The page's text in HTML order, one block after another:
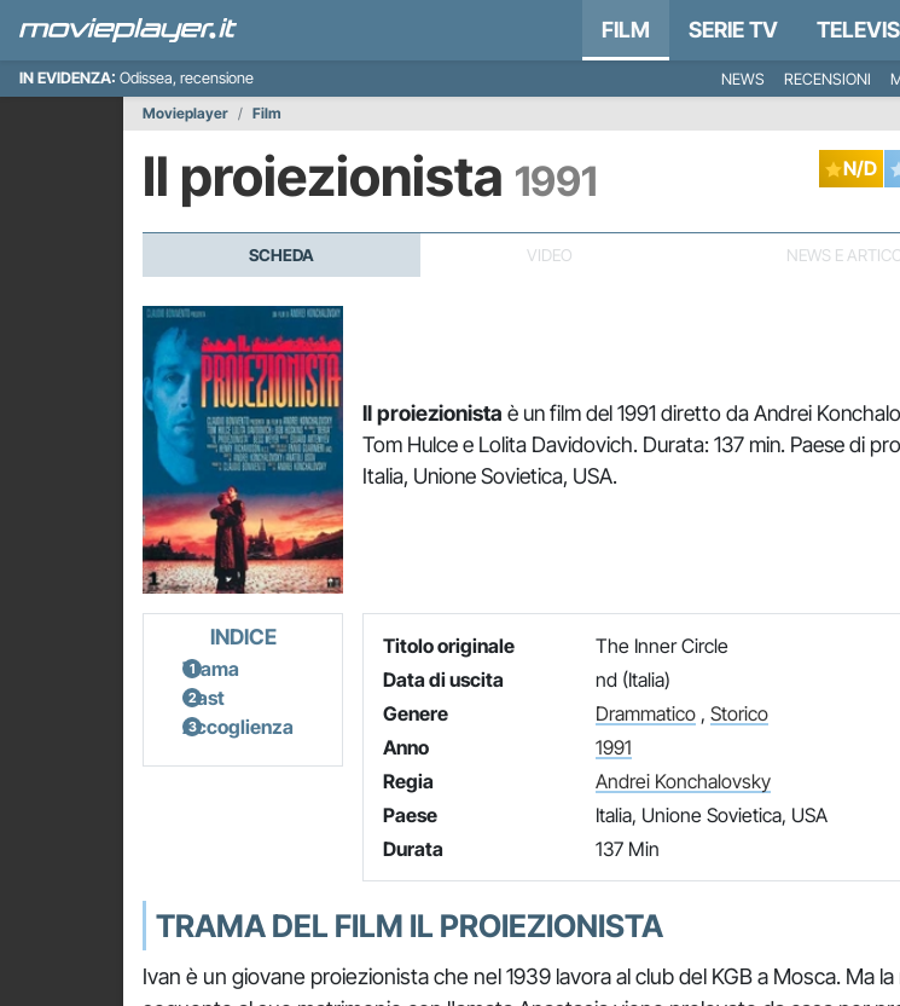
FILM SERIE TV
IN EVIDENZA: Odissea, recensione NEWS RECENSIONI
Movieplayer
Film
Il proiezionista 1991 N/D
SCHEDA VIDEO NEWS E
Il proiezionista è un film del 1991 diretto da Andrei
Tom Hulce e Lolita Davidovich. Durata: 137 min. Paese di
Italia, Unione Sovietica, USA.
INDICE
Trama
Cast
Accoglienza
Titolo originale
The Inner Circle
Data di uscita
nd (Italia)
Genere
Drammatico , Storico
Anno
1991
Regia
Andrei Konchalovsky
Paese
Italia, Unione Sovietica, USA
Durata
137 Min
TRAMA DEL FILM IL PROIEZIONISTA
Ivan è un giovane proiezionista che nel 1939 lavora al club del KGB a Mosca. Ma